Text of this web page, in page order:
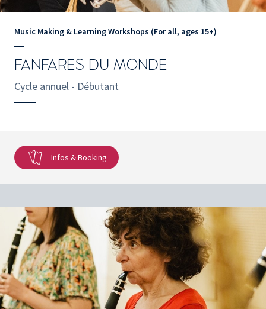
Music Making & Learning Workshops (For all, ages 15+)
FANFARES DU MONDE
Cycle annuel - Débutant
Infos & Booking